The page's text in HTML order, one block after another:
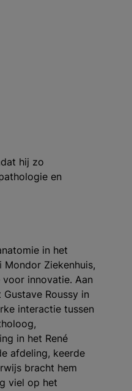
hij zo
en
in het
Ziekenhuis,
innovatie. Aan
Roussy in
interactie tussen
in het René
afdeling, keerde
bracht hem
viel op het